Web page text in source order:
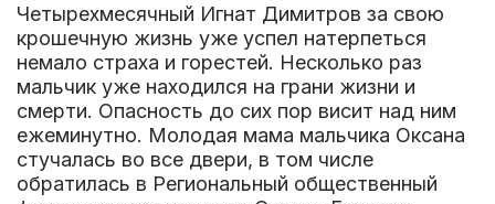
Четырехмесячный Игнат Димитров за свою
крошечную жизнь уже успел натерпеться
немало страха и горестей. Несколько раз
мальчик уже находился на грани жизни и
смерти. Опасность до сих пор висит над ним
ежеминутно. Молодая мама мальчика Оксана
стучалась во все двери, в том числе
обратилась в Региональный общественный